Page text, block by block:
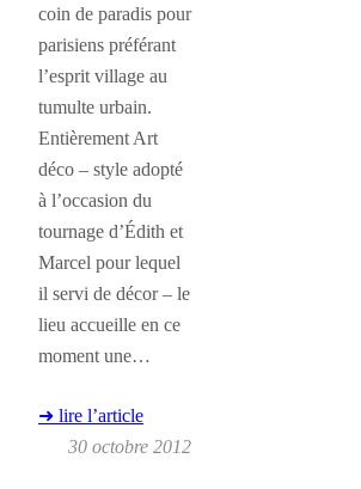
coin de paradis pour
parisiens préférant
l’esprit village au
tumulte urbain.
Entièrement Art
déco – style adopté
à l’occasion du
tournage d’Édith et
Marcel pour lequel
il servi de décor – le
lieu accueille en ce
moment une…
➜ lire l’article
30 octobre 2012